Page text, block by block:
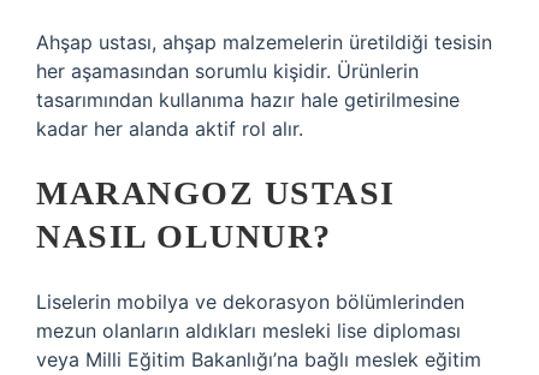
Ahşap ustası, ahşap malzemelerin üretildiği tesisin
her aşamasından sorumlu kişidir. Ürünlerin
tasarımından kullanıma hazır hale getirilmesine
kadar her alanda aktif rol alır.
MARANGOZ USTASI
NASIL OLUNUR?
Liselerin mobilya ve dekorasyon bölümlerinden
mezun olanların aldıkları mesleki lise diploması
veya Milli Eğitim Bakanlığı’na bağlı meslek eğitim